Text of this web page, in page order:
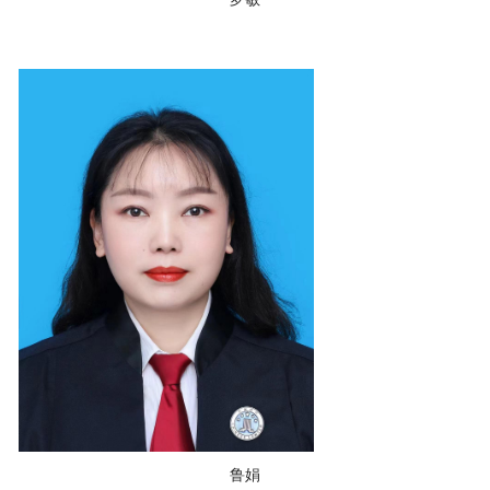
鲁娟